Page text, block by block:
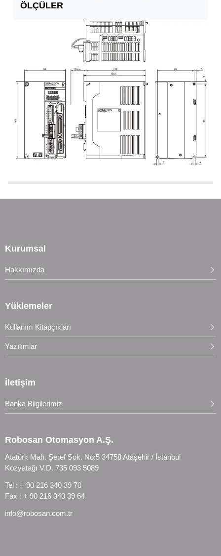
ÖLÇÜLER
Kurumsal
Hakkımızda
Yüklemeler
Kullanım Kitapçıkları
Yazılımlar
İletişim
Banka Bilgilerimiz
Robosan Otomasyon A.Ş.
Atatürk Mah. Şeref Sok. No:5 34758 Ataşehir / İstanbul
Kozyatağı V.D. 735 093 5089
Tel : + 90 216 340 39 70
Fax : + 90 216 340 39 64
info@robosan.com.tr